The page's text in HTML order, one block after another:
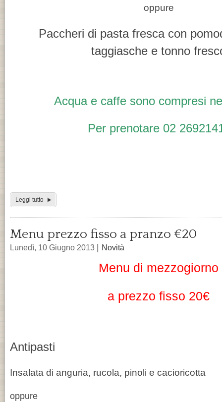
oppure
Paccheri di pasta fresca con
taggiasche e tonno
Acqua e caffe sono compresi
Per prenotare 02
Leggi tutto
Menu prezzo fisso a pranzo €20
Lunedì, 10 Giugno 2013 Novità
Menu di mezzogiorno
a prezzo fisso 20€
Antipasti
Insalata di anguria, rucola, pinoli e cacioricotta
oppure